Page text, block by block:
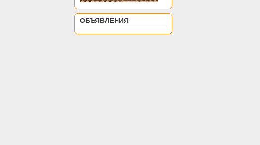
ОБЪЯВЛЕНИЯ